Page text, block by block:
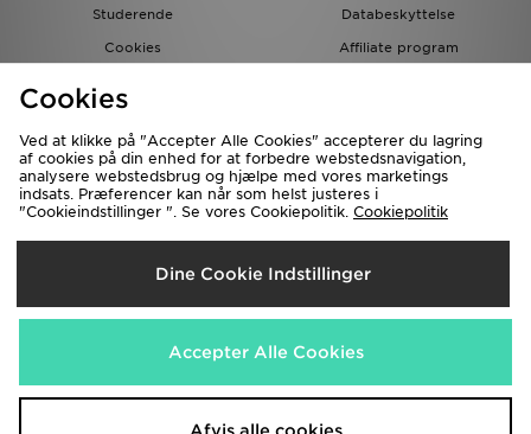
Studerende
Databeskyttelse
Cookies
Affiliate program
Forsendelse Til
Danmark
Vi accepterer de følgende betalingsmetoder
Besøg vores samarbejdspartneres websites
Cookies
Ved at klikke på "Accepter Alle Cookies" accepterer du lagring
af cookies på din enhed for at forbedre webstedsnavigation,
analysere webstedsbrug og hjælpe med vores marketings
indsats. Præferencer kan når som helst justeres i
"Cookieindstillinger ". Se vores Cookiepolitik. Cookiepolitik
Dine Cookie Indstillinger
Accepter Alle Cookies